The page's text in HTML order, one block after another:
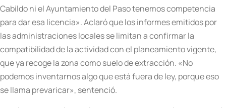
Cabildo ni el Ayuntamiento del Paso tenemos competencia
para dar esa licencia». Aclaró que los informes emitidos por
las administraciones locales se limitan a confirmar la
compatibilidad de la actividad con el planeamiento vigente,
que ya recoge la zona como suelo de extracción. «No
podemos inventarnos algo que está fuera de ley, porque eso
se llama prevaricar», sentenció.